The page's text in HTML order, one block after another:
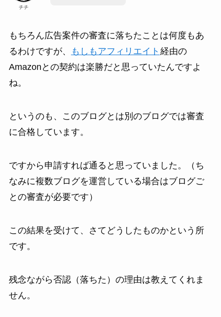
チチ
もちろん広告案件の審査に落ちたことは何度もあ
るわけですが、
もしもアフィリエイト 経由の
Amazonとの契約は楽勝だと思っていたんですよ
ね。
というのも、このブログとは別のブログでは審査
に合格しています。
ですから申請すれば通ると思っていました。（ち
なみに複数ブログを運営している場合はブログご
との審査が必要です）
この結果を受けて、さてどうしたものかという所
です。
残念ながら否認（落ちた）の理由は教えてくれま
せん。